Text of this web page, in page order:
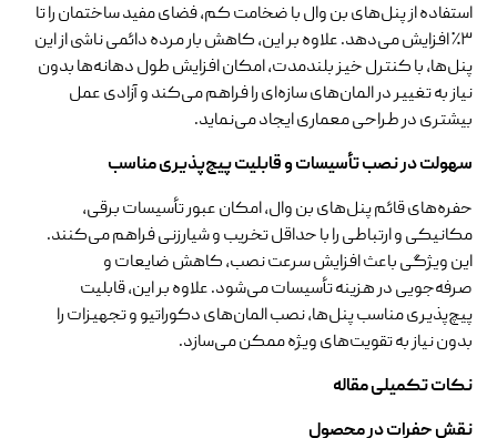
استفاده از پنل‌های بن وال با ضخامت کم، فضای مفید ساختمان را تا
۳٪ افزایش می‌دهد. علاوه بر این، کاهش بار مرده دائمی ناشی از این
پنل‌ها، با کنترل خیز بلندمدت، امکان افزایش طول دهانه‌ها بدون
نیاز به تغییر در المان‌های سازه‌ای را فراهم می‌کند و آزادی عمل
بیشتری در طراحی معماری ایجاد می‌نماید.
سهولت در نصب تأسیسات و قابلیت پیچ‌پذیری مناسب
حفره‌های قائم پنل‌های بن وال، امکان عبور تأسیسات برقی،
مکانیکی و ارتباطی را با حداقل تخریب و شیارزنی فراهم می‌کنند.
این ویژگی باعث افزایش سرعت نصب، کاهش ضایعات و
صرفه‌جویی در هزینه تأسیسات می‌شود. علاوه بر این، قابلیت
پیچ‌پذیری مناسب پنل‌ها، نصب المان‌های دکوراتیو و تجهیزات را
بدون نیاز به تقویت‌های ویژه ممکن می‌سازد.
نکات تکمیلی مقاله
نقش حفرات در محصول